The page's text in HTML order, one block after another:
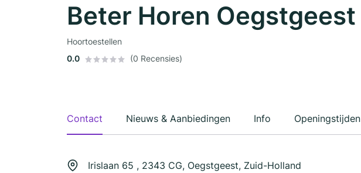
Beter Horen Oegstgeest
Hoortoestellen
0.0
(0 Recensies)
Contact Nieuws & Aanbiedingen Info Openingstijden
Irislaan 65 , 2343 CG, Oegstgeest, Zuid-Holland